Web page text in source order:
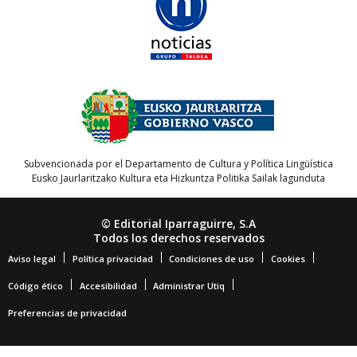
Subvencionada por el Departamento de Cultura y Política Lingüística
Eusko Jaurlaritzako Kultura eta Hizkuntza Politika Sailak lagunduta
© Editorial Iparraguirre, S.A
Todos los derechos reservados
Aviso legal Política privacidad Condiciones de uso Cookies
Código ético Accesibilidad Administrar Utiq
Preferencias de privacidad